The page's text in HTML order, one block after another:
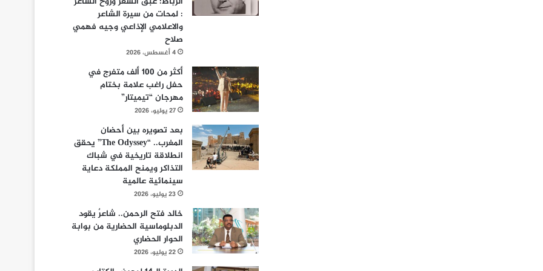
: لمحات من سيرة الشاعر
والاعلامي الإذاعي وجيه فهمي
صلاح
4 أغسطس، 2026
أكثر من 100 ألف متفرج في
حفل راغب علامة بختام
مهرجان “تيميتار”
27 يوليو، 2026
بعد تصويره بين أحضان
المغرب.. “The Odyssey” يحقق
انطلاقة تاريخية في شباك
التذاكر ويمنح المملكة دعاية
سينمائية عالمية
23 يوليو، 2026
خالد فتح الرحمن.. شاعرٌ يقود
الدبلوماسية الحضارية من بوابة
الحوار الحضاري
22 يوليو، 2026